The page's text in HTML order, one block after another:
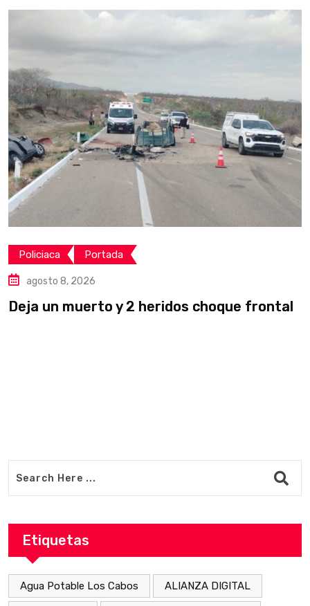
Policiaca Portada
agosto 8, 2026
Deja un muerto y 2 heridos choque frontal
Etiquetas
Agua Potable Los Cabos ALIANZA DIGITAL